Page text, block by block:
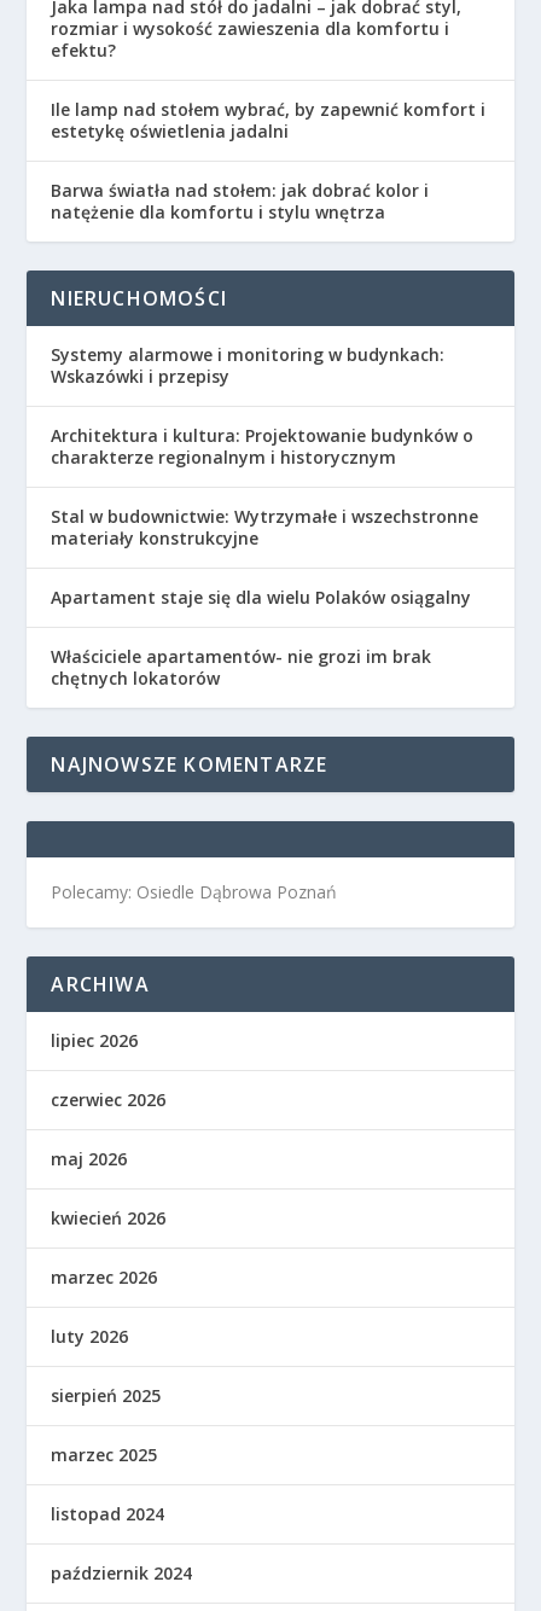
Jaka lampa nad stół do jadalni – jak dobrać styl,
rozmiar i wysokość zawieszenia dla komfortu i
efektu?
Ile lamp nad stołem wybrać, by zapewnić komfort i
estetykę oświetlenia jadalni
Barwa światła nad stołem: jak dobrać kolor i
natężenie dla komfortu i stylu wnętrza
NIERUCHOMOŚCI
Systemy alarmowe i monitoring w budynkach:
Wskazówki i przepisy
Architektura i kultura: Projektowanie budynków o
charakterze regionalnym i historycznym
Stal w budownictwie: Wytrzymałe i wszechstronne
materiały konstrukcyjne
Apartament staje się dla wielu Polaków osiągalny
Właściciele apartamentów- nie grozi im brak
chętnych lokatorów
NAJNOWSZE KOMENTARZE
Polecamy: Osiedle Dąbrowa Poznań
ARCHIWA
lipiec 2026
czerwiec 2026
maj 2026
kwiecień 2026
marzec 2026
luty 2026
sierpień 2025
marzec 2025
listopad 2024
październik 2024